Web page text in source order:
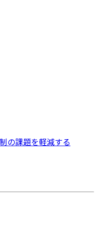
の課題を軽減する